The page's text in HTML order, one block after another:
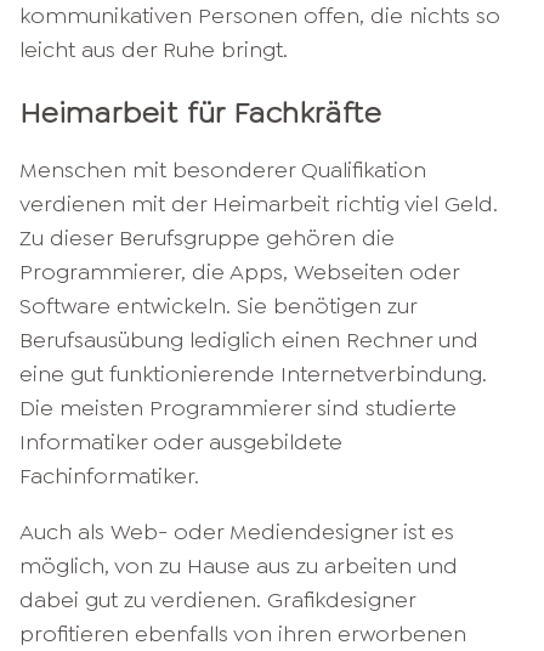
kommunikativen Personen offen, die nichts so
leicht aus der Ruhe bringt.
Heimarbeit für Fachkräfte
Menschen mit besonderer Qualifikation
verdienen mit der Heimarbeit richtig viel Geld.
Zu dieser Berufsgruppe gehören die
Programmierer, die Apps, Webseiten oder
Software entwickeln. Sie benötigen zur
Berufsausübung lediglich einen Rechner und
eine gut funktionierende Internetverbindung.
Die meisten Programmierer sind studierte
Informatiker oder ausgebildete
Fachinformatiker.
Auch als Web- oder Mediendesigner ist es
möglich, von zu Hause aus zu arbeiten und
dabei gut zu verdienen. Grafikdesigner
profitieren ebenfalls von ihren erworbenen